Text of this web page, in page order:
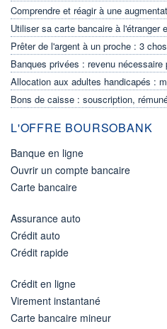
Comprendre et réagir à une
Utiliser sa carte bancaire à l'étranger
Prêter de l'argent à un proche : 3
Banques privées : revenu
Allocation aux adultes handicapés :
Bons de caisse : souscription,
L'OFFRE BOURSOBANK
Banque en ligne
Ouvrir un compte bancaire
Carte bancaire
Assurance auto
Crédit auto
Crédit rapide
Crédit en ligne
Virement instantané
Carte bancaire mineur